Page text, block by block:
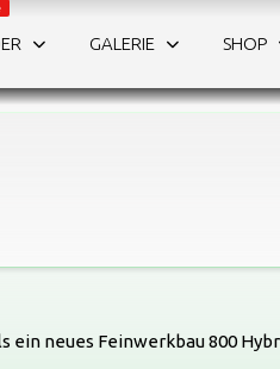
GALERIE SHOP
neues Feinwerkbau 800